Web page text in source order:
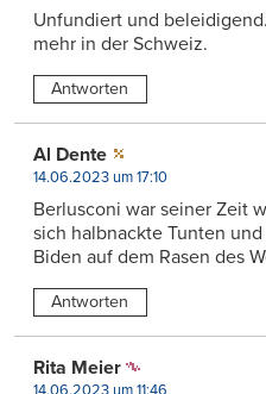
Unfundiert und
mehr in der Schweiz.
Antworten
Al Dente
14.06.2023 um 17:10
Berlusconi war seiner Zeit
sich halbnackte Tunten
Biden auf dem Rasen des
Antworten
Rita Meier
14.06.2023 um 11:46